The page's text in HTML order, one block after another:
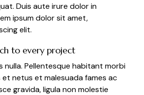
Duis aute irure dolor in
ipsum dolor sit amet,
elit.
to every project
nulla. Pellentesque habitant morbi
netus et malesuada fames ac
gravida, ligula non molestie